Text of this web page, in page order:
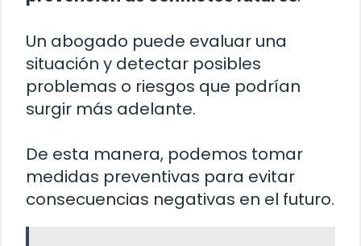
Un abogado puede evaluar una
situación y detectar posibles
problemas o riesgos que podrían
surgir más adelante.
De esta manera, podemos tomar
medidas preventivas para evitar
consecuencias negativas en el futuro.